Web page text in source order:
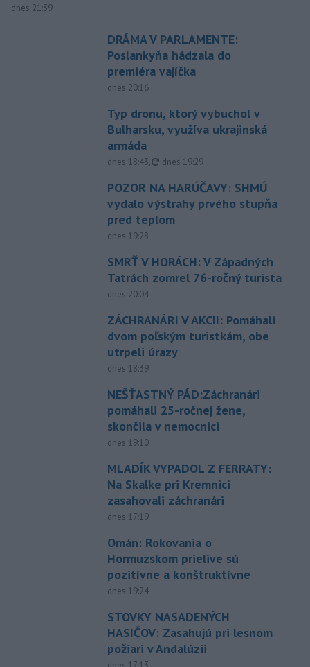
dnes 21:39
DRÁMA V PARLAMENTE:
Poslankyňa hádzala do
premiéra vajíčka
dnes 20:16
Typ dronu, ktorý vybuchol v
Bulharsku, využíva ukrajinská
armáda
dnes 18:43, aktualizované
dnes 19:29
POZOR NA HARÚČAVY: SHMÚ
vydalo výstrahy prvého stupňa
pred teplom
dnes 19:28
SMRŤ V HORÁCH: V Západných
Tatrách zomrel 76-ročný turista
dnes 20:04
ZÁCHRANÁRI V AKCII: Pomáhali
dvom poľským turistkám, obe
utrpeli úrazy
dnes 18:39
NEŠŤASTNÝ PÁD:Záchranári
pomáhali 25-ročnej žene,
skončila v nemocnici
dnes 19:10
MLADÍK VYPADOL Z FERRATY:
Na Skalke pri Kremnici
zasahovali záchranári
dnes 17:19
Omán: Rokovania o
Hormuzskom prielive sú
pozitívne a konštruktívne
dnes 19:24
STOVKY NASADENÝCH
HASIČOV: Zasahujú pri lesnom
požiari v Andalúzii